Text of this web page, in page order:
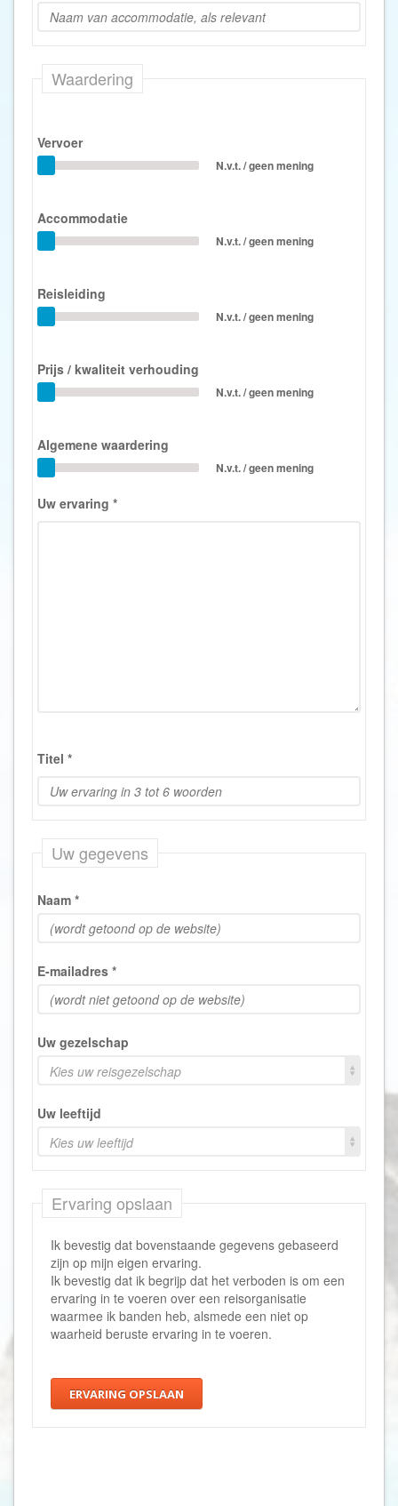
Waardering
Vervoer
N.v.t. / geen mening
Accommodatie
N.v.t. / geen mening
Reisleiding
N.v.t. / geen mening
Prijs / kwaliteit verhouding
N.v.t. / geen mening
Algemene waardering
N.v.t. / geen mening
Uw ervaring *
Titel *
Uw gegevens
Naam *
E-mailadres *
Uw gezelschap
Kies uw reisgezelschap
Uw leeftijd
Kies uw leeftijd
Ervaring opslaan
Ik bevestig dat bovenstaande gegevens gebaseerd
zijn op mijn eigen ervaring.
Ik bevestig dat ik begrijp dat het verboden is om een
ervaring in te voeren over een reisorganisatie
waarmee ik banden heb, alsmede een niet op
waarheid beruste ervaring in te voeren.
ERVARING OPSLAAN